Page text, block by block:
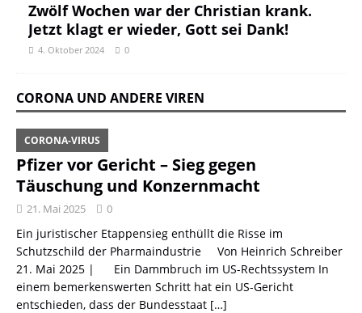
Zwölf Wochen war der Christian krank.
Jetzt klagt er wieder, Gott sei Dank!
4. Oktober 2024 0
CORONA UND ANDERE VIREN
Pfizer vor Gericht – Sieg gegen
Täuschung und Konzernmacht
CORONA-VIRUS
21. Mai 2025 0
Ein juristischer Etappensieg enthüllt die Risse im
Schutzschild der Pharmaindustrie Von Heinrich Schreiber
21. Mai 2025 | Ein Dammbruch im US-Rechtssystem In
einem bemerkenswerten Schritt hat ein US-Gericht
entschieden, dass der Bundesstaat […]